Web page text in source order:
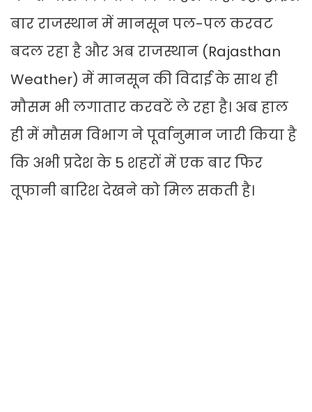
बार राजस्थान में मानसून पल-पल करवट
बदल रहा है और अब राजस्थान (Rajasthan
Weather) में मानसून की विदाई के साथ ही
मौसम भी लगातार करवटें ले रहा है। अब हाल
ही में मौसम विभाग ने पूर्वानुमान जारी किया है
कि अभी प्रदेश के 5 शहरों में एक बार फिर
तूफानी बारिश देखने को मिल सकती है।